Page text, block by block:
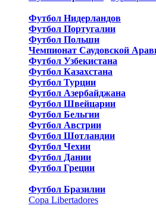
Футбол Нидерландов
Футбол Португалии
Футбол Польши
Чемпионат Саудовской
Футбол Узбекистана
Футбол Казахстана
Футбол Турции
Футбол Азербайджана
Футбол Швейцарии
Футбол Бельгии
Футбол Австрии
Футбол Шотландии
Футбол Чехии
Футбол Дании
Футбол Греции
Футбол Бразилии
Copa Libertadores